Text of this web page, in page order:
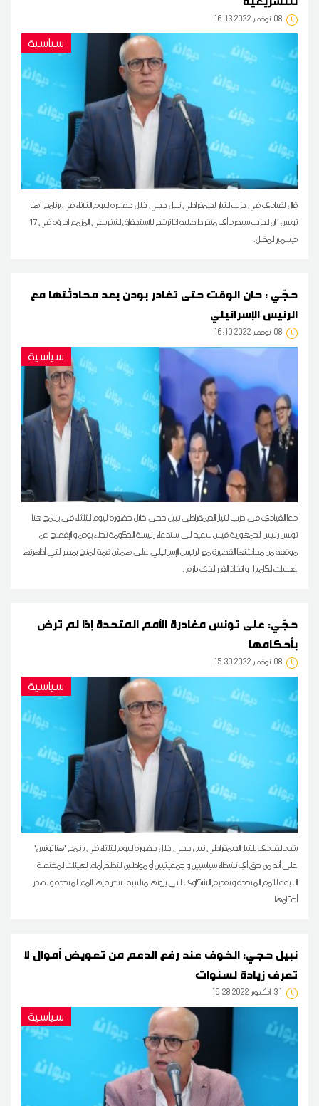
08 16:13 2022 نوفمبر
سياسية
قال القيادي في حزب التيار الديمقراطي نبيل حجي خلال حضوره اليوم الثلاثاء في برنامج 'هنا
تونس ' ان الحزب سيطرد أي منخرط صلبه اذا ترشح للاستحقاق التشريعي المزمع اجراؤه في 17
ديسمبر المقبل.
حجّي : حان الوقت حتى تغادر بودن بعد محادثتها مع
الرئيس الإسرائيلي
08 16:10 2022 نوفمبر
سياسية
دعا القيادي في حزب التيار الديمقراطي نبيل حجي خلال حضوره اليوم الثلاثاء في برنامج هنا
تونس رئيس الجمهورية قيس سعيد الى استدعاء رئيسة الحكومة نجلاء بودن و الإفصاح عن
موقفه من محادثتها القصيرة مع الرئيس الإسرائيلي على هامش قمة المناخ بمصر التي أظهرتها
عدسات الكاميرا ، و اتخاذ القرار الذي يلزم .
حجّي: على تونس مغادرة الأمم المتحدة إذا لم ترض
بأحكامها
08 15:30 2022 نوفمبر
سياسية
شدد القيادي بالتيار الديمقراطي نبيل حجي خلال حضوره اليوم الثلاثاء في برنامج 'هنا تونس'
على أنه من حق أي نشطاء سياسيين و جمعياتيين أو مواطنين التظلم أمام الهيئات المختصة
التابعة للأمم المتحدة و تقديم الشكاوى التي يرونها مناسبة لتنظر فيها الأمم المتحدة و تصدر
أحكامها.
نبيل حجي: الخوف عند رفع الدعم من تعويض أموال لا
تعرف زيادة لسنوات
31 16:28 2022 أكتوبر
سياسية